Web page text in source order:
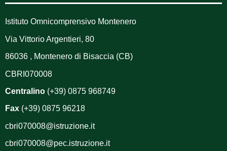
Istituto Omnicomprensivo Montenero
Via Vittorio Argentieri, 80
86036 , Montenero di Bisaccia (CB)
CBRI070008
Centralino (+39) 0875 968749
Fax (+39) 0875 96218
cbri070008@istruzione.it
cbri070008@pec.istruzione.it